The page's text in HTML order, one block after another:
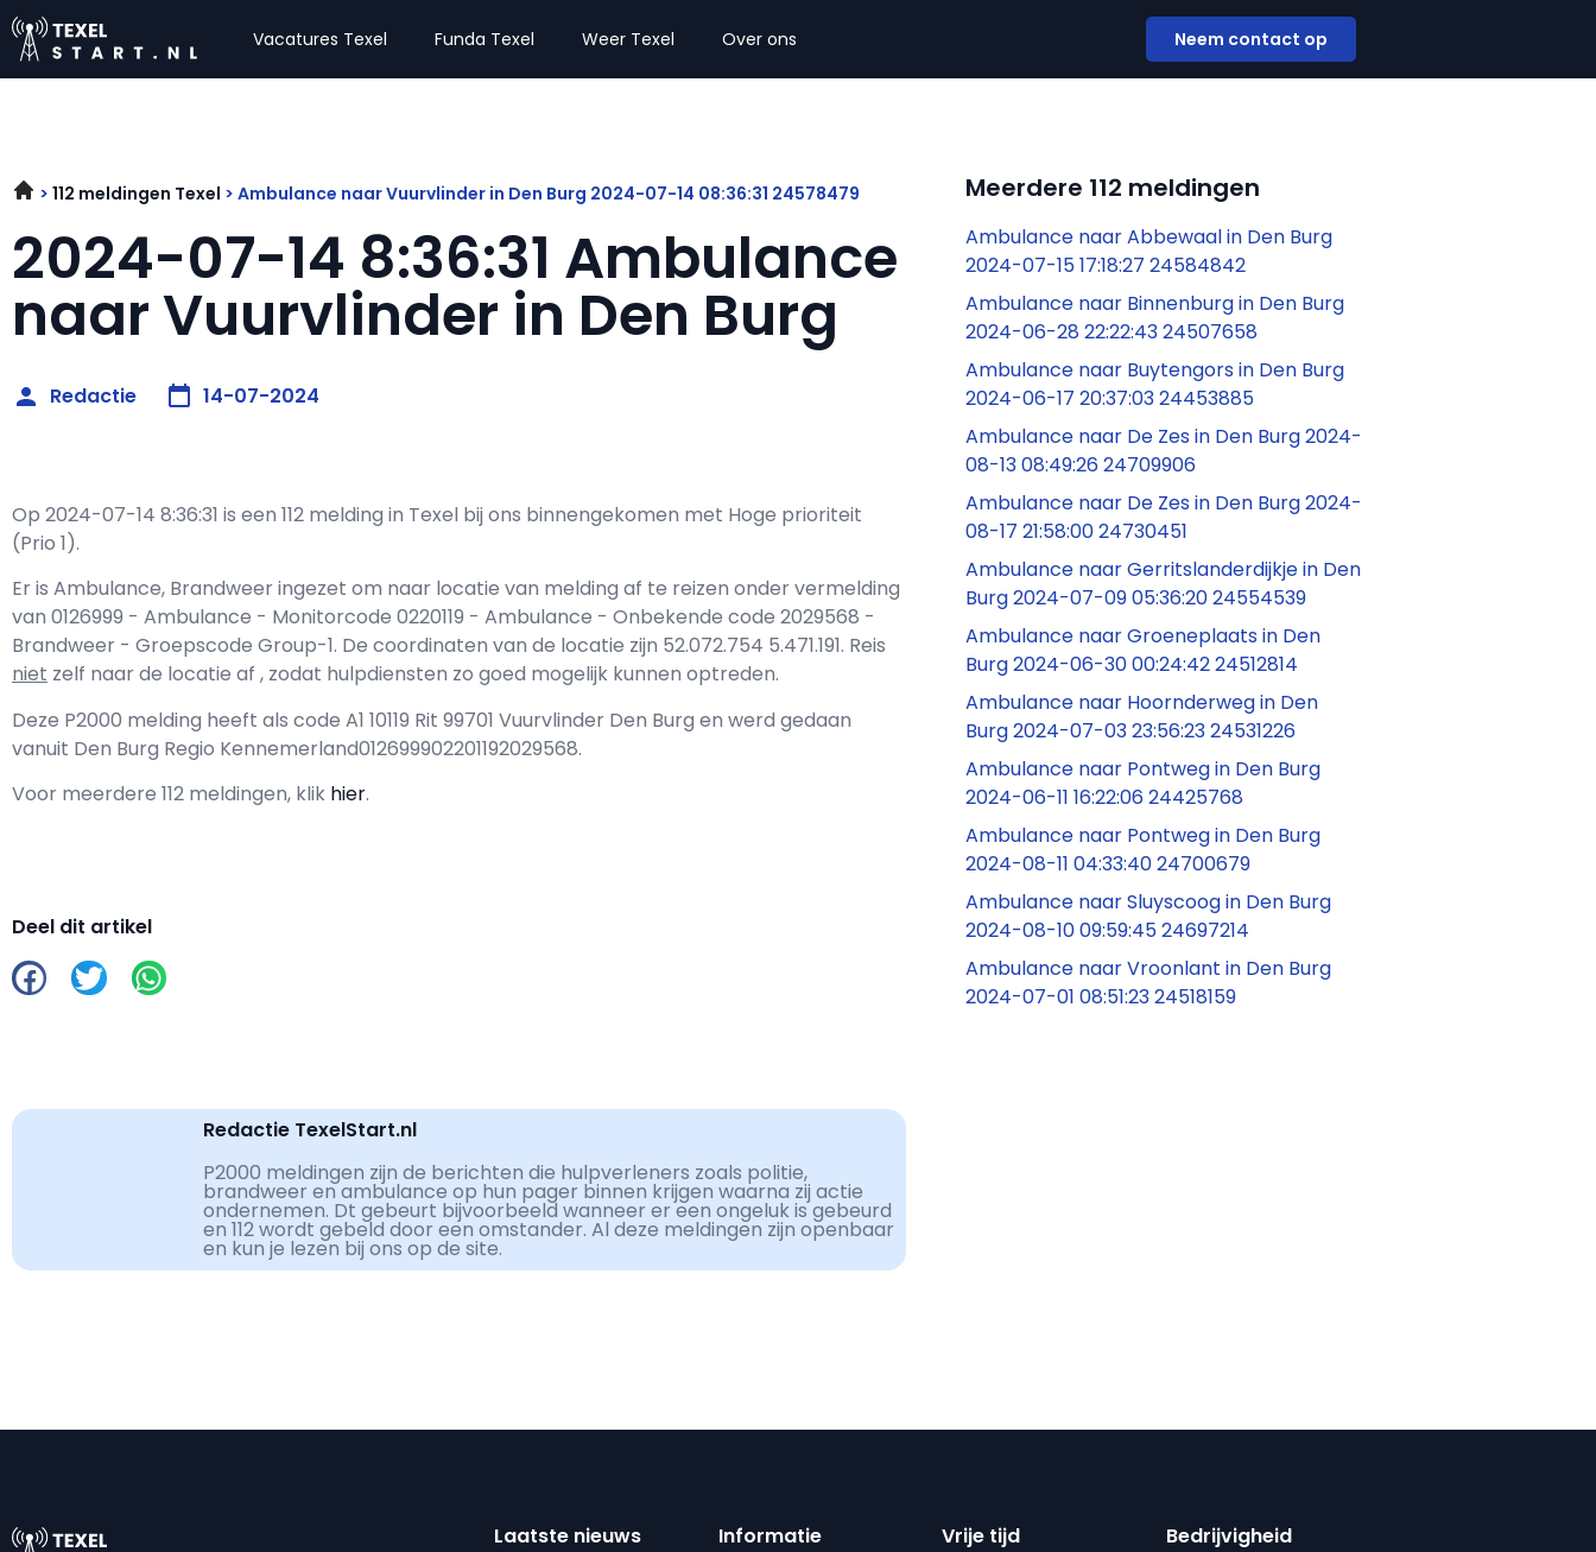
Vacatures Texel Funda Texel Weer Texel Over ons Neem contact op
112 meldingen Texel Ambulance naar Vuurvlinder in Den Burg 2024-07-14 08:36:31 24578479
2024-07-14 8:36:31 Ambulance
naar Vuurvlinder in Den Burg
Redactie 14-07-2024
Op 2024-07-14 8:36:31 is een 112 melding in Texel bij ons binnengekomen met Hoge prioriteit
(Prio 1).
Er is Ambulance, Brandweer ingezet om naar locatie van melding af te reizen onder vermelding
van 0126999 - Ambulance - Monitorcode 0220119 - Ambulance - Onbekende code 2029568 -
Brandweer - Groepscode Group-1. De coordinaten van de locatie zijn 52.072.754 5.471.191. Reis
niet zelf naar de locatie af , zodat hulpdiensten zo goed mogelijk kunnen optreden.
Deze P2000 melding heeft als code A1 10119 Rit 99701 Vuurvlinder Den Burg en werd gedaan
vanuit Den Burg Regio Kennemerland012699902201192029568.
Voor meerdere 112 meldingen, klik hier.
Deel dit artikel
Redactie TexelStart.nl
P2000 meldingen zijn de berichten die hulpverleners zoals politie,
brandweer en ambulance op hun pager binnen krijgen waarna zij actie
ondernemen. Dt gebeurt bijvoorbeeld wanneer er een ongeluk is gebeurd
en 112 wordt gebeld door een omstander. Al deze meldingen zijn openbaar
en kun je lezen bij ons op de site.
Meerdere 112 meldingen
Ambulance naar Abbewaal in Den Burg
2024-07-15 17:18:27 24584842
Ambulance naar Binnenburg in Den Burg
2024-06-28 22:22:43 24507658
Ambulance naar Buytengors in Den Burg
2024-06-17 20:37:03 24453885
Ambulance naar De Zes in Den Burg 2024-
08-13 08:49:26 24709906
Ambulance naar De Zes in Den Burg 2024-
08-17 21:58:00 24730451
Ambulance naar Gerritslanderdijkje in Den
Burg 2024-07-09 05:36:20 24554539
Ambulance naar Groeneplaats in Den
Burg 2024-06-30 00:24:42 24512814
Ambulance naar Hoornderweg in Den
Burg 2024-07-03 23:56:23 24531226
Ambulance naar Pontweg in Den Burg
2024-06-11 16:22:06 24425768
Ambulance naar Pontweg in Den Burg
2024-08-11 04:33:40 24700679
Ambulance naar Sluyscoog in Den Burg
2024-08-10 09:59:45 24697214
Ambulance naar Vroonlant in Den Burg
2024-07-01 08:51:23 24518159
Laatste nieuws Informatie Vrije tijd Bedrijvigheid